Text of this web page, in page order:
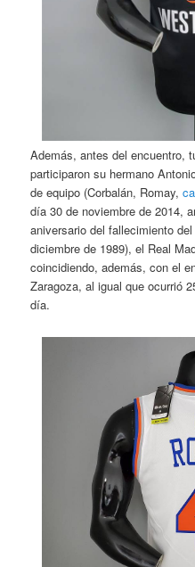
Además, antes del encuentro,
participaron su hermano
de equipo (Corbalán, Romay,
día 30 de noviembre de 2014,
aniversario del fallecimiento
diciembre de 1989), el Real
coincidiendo, además, con el
Zaragoza, al igual que ocurrió
día.